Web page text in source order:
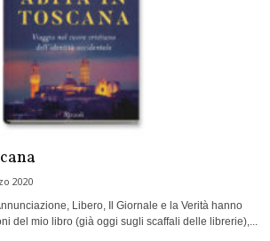
2020
Libero, Il Giornale e la Verità hanno
del mio libro (già oggi sugli scaffali delle librerie),...